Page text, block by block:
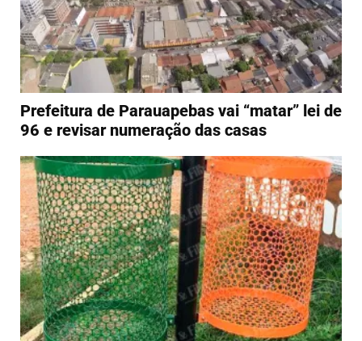
Prefeitura de Parauapebas vai “matar” lei de
96 e revisar numeração das casas